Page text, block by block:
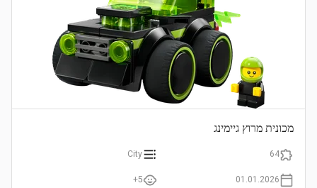
מכונית מרוץ גיימינג
64
City
01.01.2026
5+